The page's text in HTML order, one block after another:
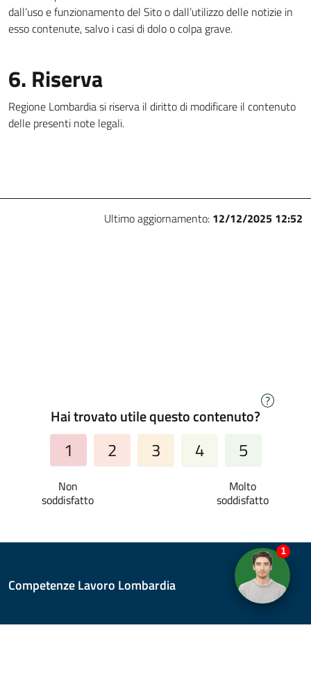
dall’uso e funzionamento del Sito o dall’utilizzo delle notizie in
esso contenute, salvo i casi di dolo o colpa grave.
6. Riserva
Regione Lombardia si riserva il diritto di modificare il contenuto
delle presenti note legali.
Ultimo aggiornamento: 12/12/2025 12:52
Hai trovato utile questo contenuto?
?
1 2 3 4 5
Competenze Lavoro Lombardia
1